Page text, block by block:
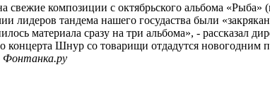
композиции с октябрьского альбома «Рыба»
лидеров тандема нашего госудаства были
материала сразу на три альбома», - рассказал
концерта Шнур со товарищи отдадутся
Фонтанка.ру